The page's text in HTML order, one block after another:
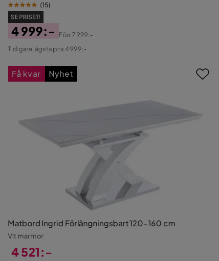
(15)
SE PRISET!
Pris
4 999:-
Original
Förr7 999:-
Tidigare lägsta pris 4 999:-
Matbord Ingrid Förlängningsbart 120–160 cm
Vit marmor
4 521:-
Få kvar Nyhet